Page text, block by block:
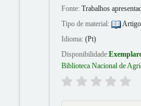
Fonte: Trabalhos
Tipo de material:
Artigo
Idioma: (Pt)
Disponibilidade:
Biblioteca Nacional de